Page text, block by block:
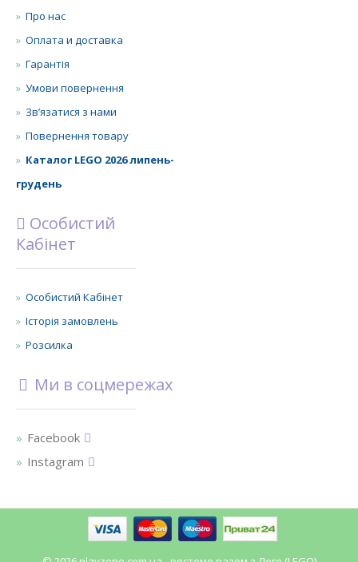
Про нас
Оплата и доставка
Гарантія
Умови повернення
Зв’язатися з нами
Повернення товару
Каталог LEGO 2026 липень-
грудень
Особистий
Кабінет
Особистий Кабінет
Історія замовлень
Розсилка
Ми в соцмережах
Facebook
Instagram